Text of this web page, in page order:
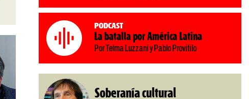
Podcast
La batalla por América Latina
Por Telma Luzzani y Pablo Provitilo
Soberanía cultural